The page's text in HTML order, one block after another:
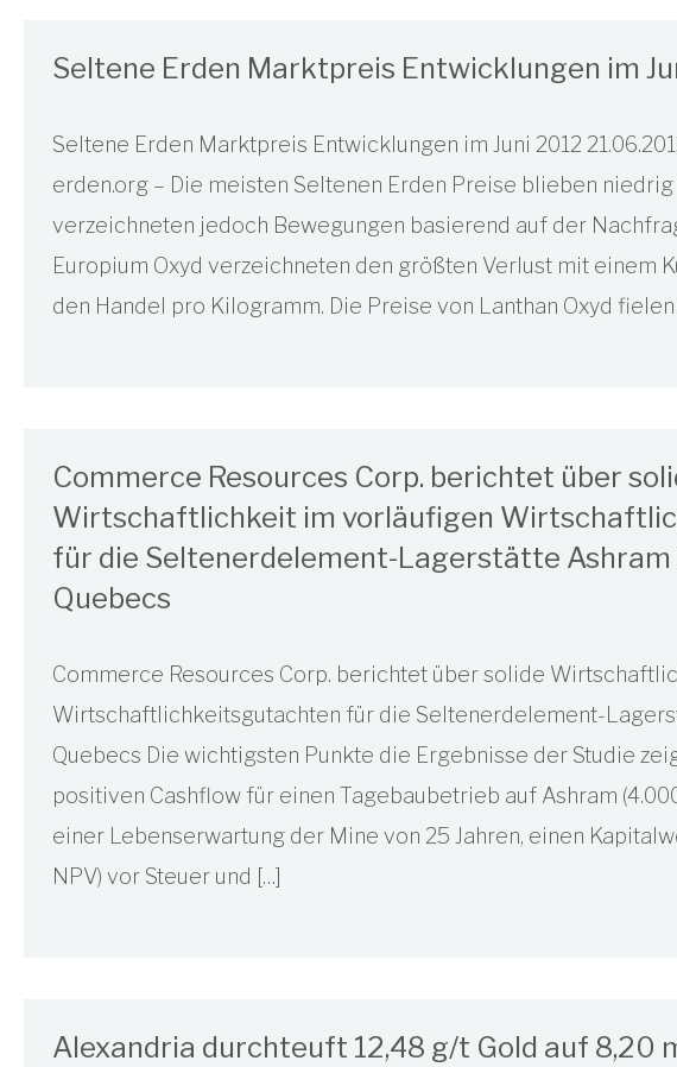
Seltene Erden Marktpreis Entwicklungen im
Seltene Erden Marktpreis Entwicklungen im Juni 2012
erden.org – Die meisten Seltenen Erden Preise blieben
verzeichneten jedoch Bewegungen basierend auf der
Europium Oxyd verzeichneten den größten Verlust mit einem
den Handel pro Kilogramm. Die Preise von Lanthan Oxyd fielen
Commerce Resources Corp. berichtet über
Wirtschaftlichkeit im vorläufigen
für die Seltenerdelement-Lagerstätte Ashram
Quebecs
Commerce Resources Corp. berichtet über solide
Wirtschaftlichkeitsgutachten für die Seltenerdelement-
Quebecs Die wichtigsten Punkte die Ergebnisse der Studie
positiven Cashflow für einen Tagebaubetrieb auf Ashram
einer Lebenserwartung der Mine von 25 Jahren, einen
NPV) vor Steuer und […]
Alexandria durchteuft 12,48 g/t Gold auf 8,20